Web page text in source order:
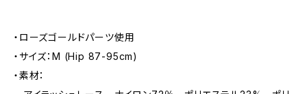
・ローズゴールドパーツ使用
・サイズ：M (Hip 87-95cm)
・素材：